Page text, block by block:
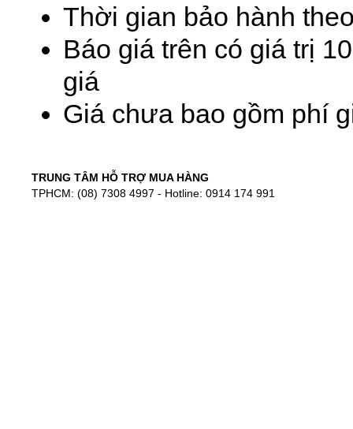
Thời gian bảo hành
Báo giá trên có giá trị
giá
Giá chưa bao gồm phí
TRUNG TÂM HỖ TRỢ MUA HÀNG
TPHCM: (08) 7308 4997 - Hotline: 0914 174 991